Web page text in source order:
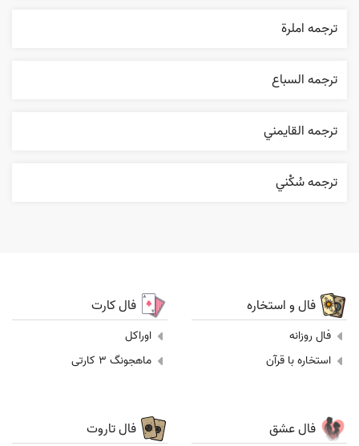
ترجمه املرة
ترجمه السباع
ترجمه القایمني
ترجمه سُکْني
فال و استخاره
فال روزانه
استخاره با قرآن
فال کارت
اوراکل
ماهجونگ 3 کارتی
فال عشق فال تاروت